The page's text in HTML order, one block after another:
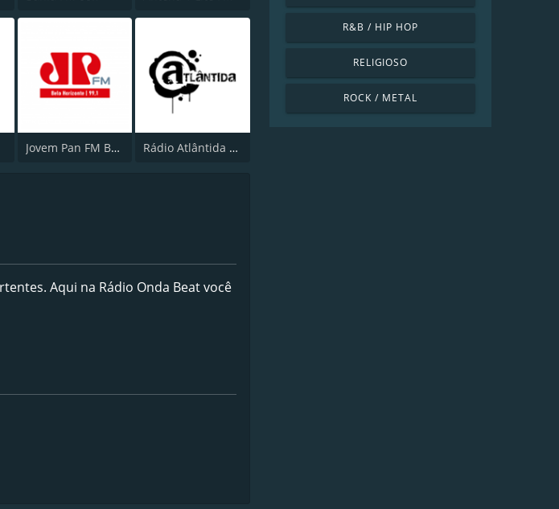
Jovem Pan FM Belo Horizonte Rádio Atlântida FM
Aqui na Rádio Onda Beat você
R&B / HIP HOP
RELIGIOSO
ROCK / METAL